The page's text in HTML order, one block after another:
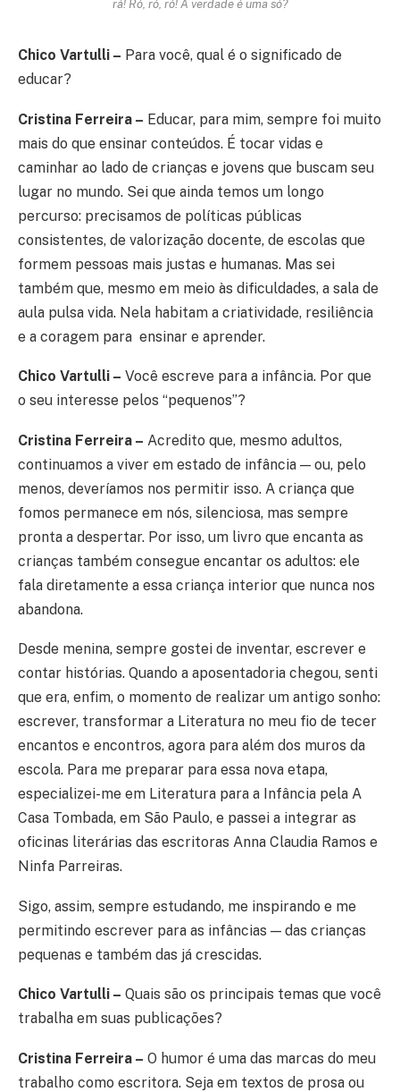
rá! Ró, ró, ró! A verdade é uma só?
Chico Vartulli – Para você, qual é o significado de
educar?
Cristina Ferreira – Educar, para mim, sempre foi muito
mais do que ensinar conteúdos. É tocar vidas e
caminhar ao lado de crianças e jovens que buscam seu
lugar no mundo. Sei que ainda temos um longo
percurso: precisamos de políticas públicas
consistentes, de valorização docente, de escolas que
formem pessoas mais justas e humanas. Mas sei
também que, mesmo em meio às dificuldades, a sala de
aula pulsa vida. Nela habitam a criatividade, resiliência
e a coragem para ensinar e aprender.
Chico Vartulli – Você escreve para a infância. Por que
o seu interesse pelos “pequenos”?
Cristina Ferreira – Acredito que, mesmo adultos,
continuamos a viver em estado de infância — ou, pelo
menos, deveríamos nos permitir isso. A criança que
fomos permanece em nós, silenciosa, mas sempre
pronta a despertar. Por isso, um livro que encanta as
crianças também consegue encantar os adultos: ele
fala diretamente a essa criança interior que nunca nos
abandona.
Desde menina, sempre gostei de inventar, escrever e
contar histórias. Quando a aposentadoria chegou, senti
que era, enfim, o momento de realizar um antigo sonho:
escrever, transformar a Literatura no meu fio de tecer
encantos e encontros, agora para além dos muros da
escola. Para me preparar para essa nova etapa,
especializei-me em Literatura para a Infância pela A
Casa Tombada, em São Paulo, e passei a integrar as
oficinas literárias das escritoras Anna Claudia Ramos e
Ninfa Parreiras.
Sigo, assim, sempre estudando, me inspirando e me
permitindo escrever para as infâncias — das crianças
pequenas e também das já crescidas.
Chico Vartulli – Quais são os principais temas que você
trabalha em suas publicações?
Cristina Ferreira – O humor é uma das marcas do meu
trabalho como escritora. Seja em textos de prosa ou